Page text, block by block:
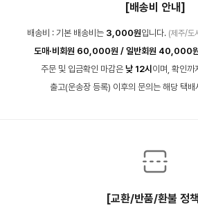
[배송비 안내]
배송비 : 기본 배송비는 3,000원입니다. (제주/도
도매·비회원 60,000원 / 일반회원 40,000
주문 및 입금확인 마감은 낮 12시 이며, 확인
출고(운송장 등록) 이후의 문의는 해당 택
[교환/반품/환불 정